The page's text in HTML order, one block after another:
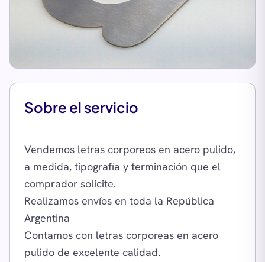
Sobre el servicio
Vendemos letras corporeos en acero pulido,
a medida, tipografía y terminación que el
comprador solicite.
Realizamos envíos en toda la República
Argentina
Contamos con letras corporeas en acero
pulido de excelente calidad.